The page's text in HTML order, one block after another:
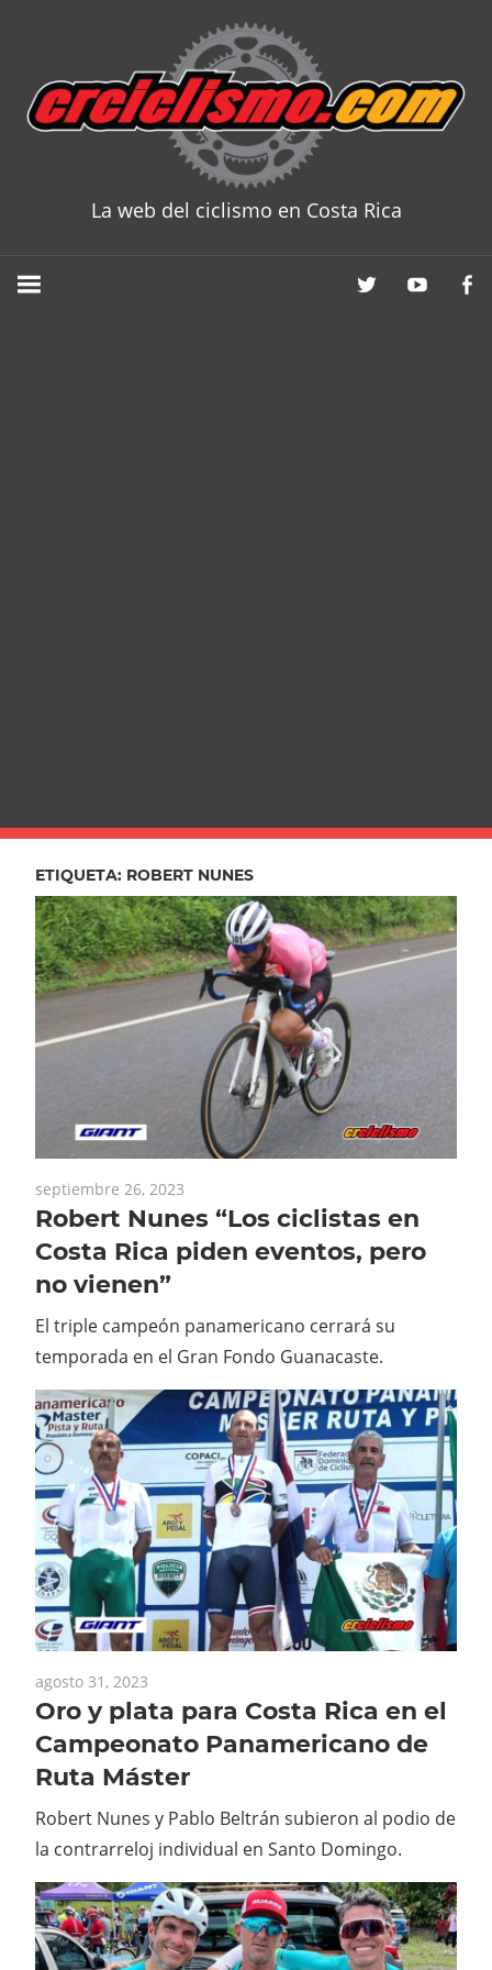
content
La web del ciclismo en Costa Rica
ETIQUETA: ROBERT NUNES
septiembre 26, 2023
Robert Nunes “Los ciclistas en
Costa Rica piden eventos, pero
no vienen”
El triple campeón panamericano cerrará su
temporada en el Gran Fondo Guanacaste.
agosto 31, 2023
Oro y plata para Costa Rica en el
Campeonato Panamericano de
Ruta Máster
Robert Nunes y Pablo Beltrán subieron al podio de
la contrarreloj individual en Santo Domingo.